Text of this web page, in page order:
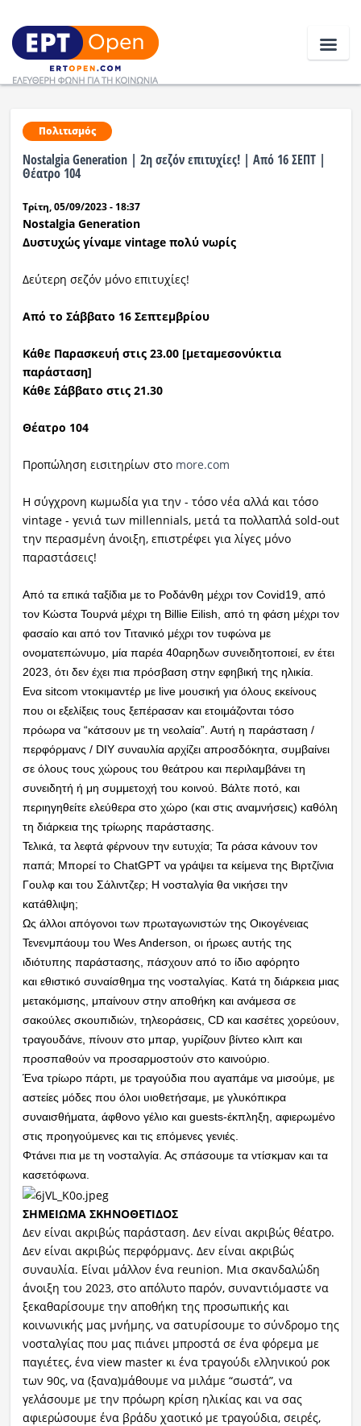
Ειδήσεις
Ελλάδα
Κοινωνία
Πολιτική
Οικονομία
Κόσμος
Ραδιόφωνο LIVE
Εκπομπές
Πολιτισμός
Πολιτισμός
Nostalgia Generation | 2η σεζόν επιτυχίες! | Από 16 ΣΕΠΤ |
Θέατρο 104
Τρίτη, 05/09/2023 - 18:37
Nostalgia Generation
Δυστυχώς γίναμε vintage πολύ νωρίς
Δεύτερη σεζόν μόνο επιτυχίες!
Από το Σάββατο 16 Σεπτεμβρίου
Κάθε Παρασκευή στις 23.00 [μεταμεσονύκτια
παράσταση]
Κάθε Σάββατο στις 21.30
Θέατρο 104
Προπώληση εισιτηρίων στο more.com
Η σύγχρονη κωμωδία για την - τόσο νέα αλλά και τόσο
vintage - γενιά των millennials, μετά τα πολλαπλά sold-out
την περασμένη άνοιξη, επιστρέφει για λίγες μόνο
παραστάσεις!
Από τα επικά ταξίδια με το Ροδάνθη μέχρι τον Covid19, από
τον Κώστα Τουρνά μέχρι τη Billie Eilish, από τη φάση μέχρι τον
φασαίο και από τον Τιτανικό μέχρι τον τυφώνα με
ονοματεπώνυμο, μία παρέα 40αρηδων συνειδητοποιεί, εν έτει
2023, ότι δεν έχει πια πρόσβαση στην εφηβική της ηλικία.
Ενα sitcom ντοκιμαντέρ με live μουσική για όλους εκείνους
που οι εξελίξεις τους ξεπέρασαν και ετοιμάζονται τόσο
πρόωρα να “κάτσουν με τη νεολαία”. Αυτή η παράσταση /
περφόρμανς / DIY συναυλία αρχίζει απροσδόκητα, συμβαίνει
σε όλους τους χώρους του θεάτρου και περιλαμβάνει τη
συνειδητή ή μη συμμετοχή του κοινού. Βάλτε ποτό, και
περιηγηθείτε ελεύθερα στο χώρο (και στις αναμνήσεις) καθόλη
τη διάρκεια της τρίωρης παράστασης.
Τελικά, τα λεφτά φέρνουν την ευτυχία; Τα ράσα κάνουν τον
παπά; Μπορεί το ChatGPT να γράψει τα κείμενα της Βιρτζίνια
Γουλφ και του Σάλιντζερ; Η νοσταλγία θα νικήσει την
κατάθλιψη;
Ως άλλοι απόγονοι των πρωταγωνιστών της Οικογένειας
Τενενμπάουμ του Wes Anderson, οι ήρωες αυτής της
ιδιότυπης παράστασης, πάσχουν από το ίδιο αφόρητο
και εθιστικό συναίσθημα της νοσταλγίας. Κατά τη διάρκεια μιας
μετακόμισης, μπαίνουν στην αποθήκη και ανάμεσα σε
σακούλες σκουπιδιών, τηλεοράσεις, CD και κασέτες χορεύουν,
τραγουδάνε, πίνουν στο μπαρ, γυρίζουν βίντεο κλιπ και
προσπαθούν να προσαρμοστούν στο καινούριο.
Ένα τρίωρο πάρτι, με τραγούδια που αγαπάμε να μισούμε, με
αστείες μόδες που όλοι υιοθετήσαμε, με γλυκόπικρα
συναισθήματα, άφθονο γέλιο και guests-έκπληξη, αφιερωμένο
στις προηγούμενες και τις επόμενες γενιές.
Φτάνει πια με τη νοσταλγία. Ας σπάσουμε τα ντίσκμαν και τα
κασετόφωνα.
ΣΗΜΕΙΩΜΑ ΣΚΗΝΟΘΕΤΙΔΟΣ
Δεν είναι ακριβώς παράσταση. Δεν είναι ακριβώς θέατρο.
Δεν είναι ακριβώς περφόρμανς. Δεν είναι ακριβώς
συναυλία. Είναι μάλλον ένα reunion. Μια σκανδαλώδη
άνοιξη του 2023, στο απόλυτο παρόν, συναντιόμαστε να
ξεκαθαρίσουμε την αποθήκη της προσωπικής και
κοινωνικής μας μνήμης, να σατυρίσουμε το σύνδρομο της
νοσταλγίας που μας πιάνει μπροστά σε ένα φόρεμα με
παγιέτες, ένα view master κι ένα τραγούδι ελληνικού ροκ
των 90ς, να (ξανα)μάθουμε να μιλάμε “σωστά”, να
γελάσουμε με την πρόωρη κρίση ηλικίας και να σας
αφιερώσουμε ένα βράδυ χαοτικό με τραγούδια, σειρές,